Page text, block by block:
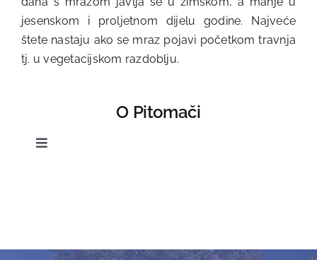
jesenskom i proljetnom dijelu godine. Najveće
štete nastaju ako se mraz pojavi početkom travnja
tj. u vegetacijskom razdoblju.
O Pitomači
Toggle